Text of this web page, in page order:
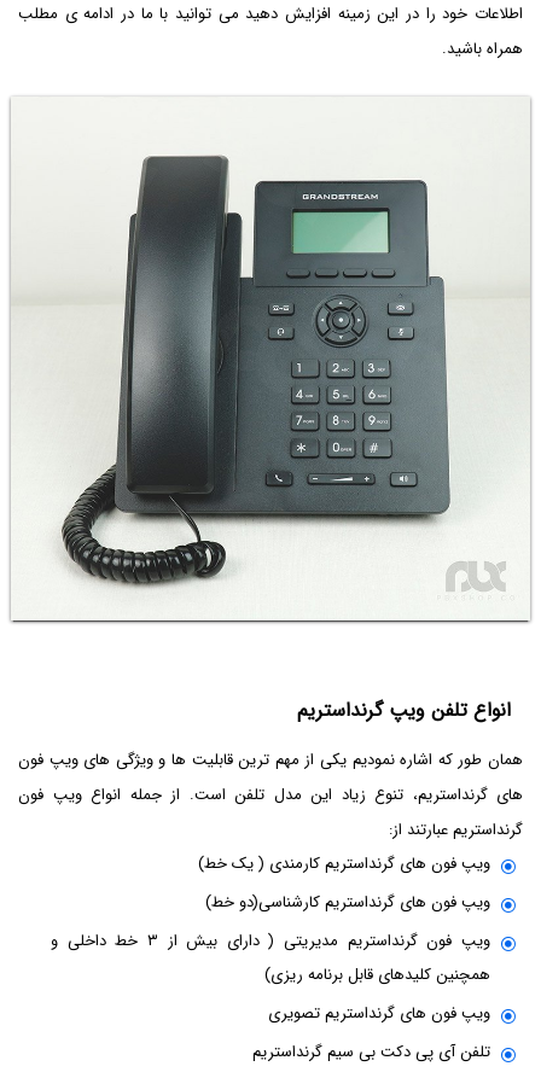
اطلاعات خود را در این زمینه افزایش دهید می توانید با ما در ادامه ی مطلب
همراه باشید.
انواع تلفن ویپ گرنداستریم
همان طور که اشاره نمودیم یکی از مهم ترین قابلیت ها و ویژگی های ویپ فون
های گرنداستریم، تنوع زیاد این مدل تلفن است. از جمله انواع ویپ فون
گرنداستریم عبارتند از:
ویپ فون های گرنداستریم کارمندی ( یک خط)
ویپ فون های گرنداستریم کارشناسی(دو خط)
ویپ فون گرنداستریم مدیریتی ( دارای بیش از ۳ خط داخلی و
همچنین کلیدهای قابل برنامه ریزی)
ویپ فون های گرنداستریم تصویری
تلفن آی پی دکت بی سیم گرنداستریم